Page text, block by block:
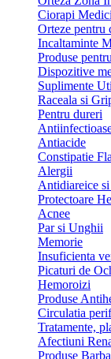
Ciorapi
Orteze pentru
Incaltaminte
Produse
Dispozitive
Suplimente
Raceala si
Pentru dureri
Antiacide
Constipatie
Alergii
Antidiareice
Protectoare
Acnee
Par si Unghii
Memorie
Insuficienta
Picaturi de
Hemoroizi
Produse
Circulatia
Tratamente,
Afectiuni
Produse